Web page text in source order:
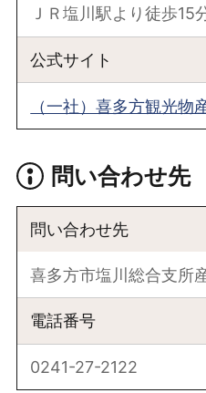
ＪＲ塩川駅より徒歩15
公式サイト
（一社）喜多方観光物
問い合わせ先
問い合わせ先
喜多方市塩川総合支所
電話番号
0241-27-2122